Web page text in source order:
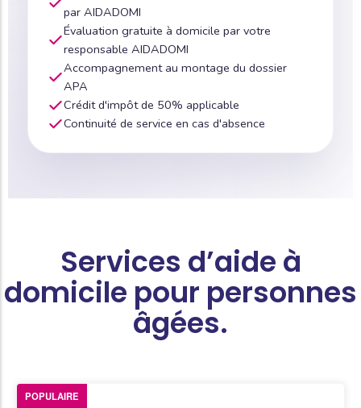
par AIDADOMI
Évaluation gratuite à domicile par votre
responsable AIDADOMI
Accompagnement au montage du dossier
APA
Crédit d'impôt de 50% applicable
Continuité de service en cas d'absence
Services d’aide à
domicile pour personnes
âgées.
POPULAIRE